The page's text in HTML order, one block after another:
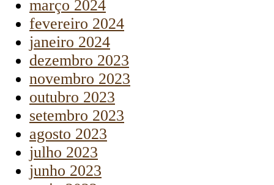
março 2024
fevereiro 2024
janeiro 2024
dezembro 2023
novembro 2023
outubro 2023
setembro 2023
agosto 2023
julho 2023
junho 2023